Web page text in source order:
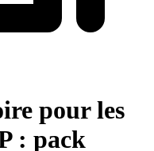
pour les
: pack